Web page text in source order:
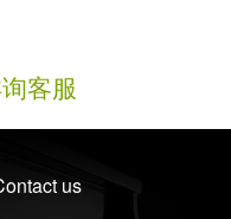
客服
us